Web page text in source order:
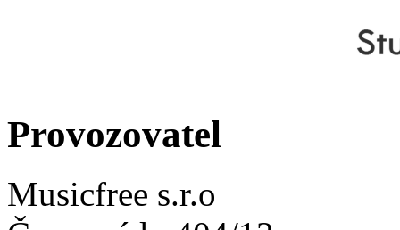
Provozovatel
Musicfree s.r.o